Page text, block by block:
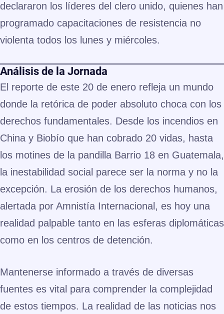
declararon los líderes del clero unido, quienes han
programado capacitaciones de resistencia no
violenta todos los lunes y miércoles.
Análisis de la Jornada
El reporte de este 20 de enero refleja un mundo
donde la retórica de poder absoluto choca con los
derechos fundamentales. Desde los incendios en
China y Biobío que han cobrado 20 vidas, hasta
los motines de la pandilla Barrio 18 en Guatemala,
la inestabilidad social parece ser la norma y no la
excepción. La erosión de los derechos humanos,
alertada por Amnistía Internacional, es hoy una
realidad palpable tanto en las esferas diplomáticas
como en los centros de detención.
Mantenerse informado a través de diversas
fuentes es vital para comprender la complejidad
de estos tiempos. La realidad de las noticias nos